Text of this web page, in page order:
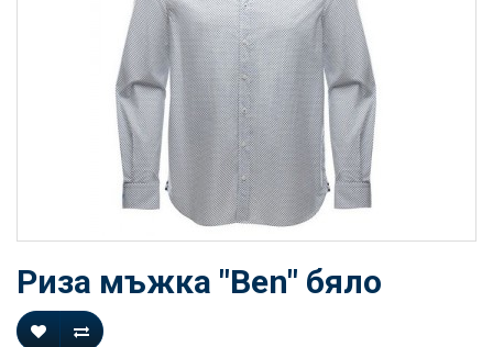
Риза мъжка "Ben" бяло